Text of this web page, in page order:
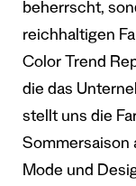
beherrscht,
reichhaltigen
Color Trend
die das
stellt uns die
Sommersaison
Mode und